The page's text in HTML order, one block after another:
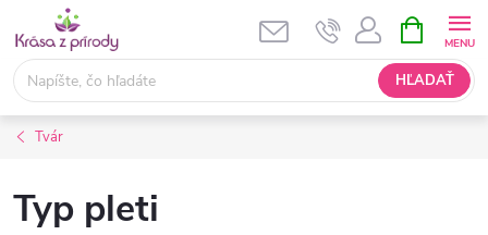
obsah
HĽADAŤ
KOŠÍK
Tvár
Typ pleti